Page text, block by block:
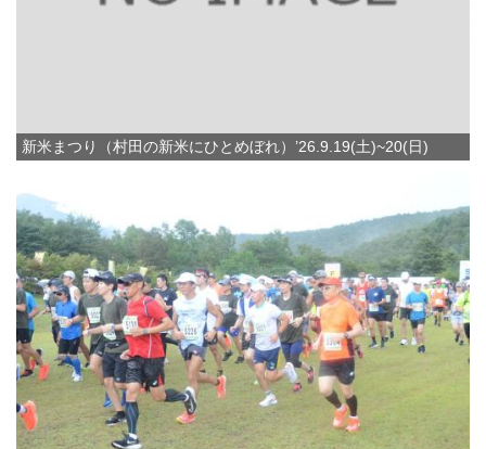
新米まつり（村田の新米にひとめぼれ）’26.9.19(土)~20(日)